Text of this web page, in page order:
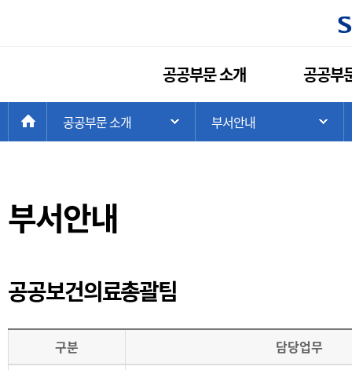
공공부문 소개 공공부
HOME
공공부문 소개 주 메뉴 목록 열기
부서안내
부서안내
공공보건의료총괄팀
구분
담당업무